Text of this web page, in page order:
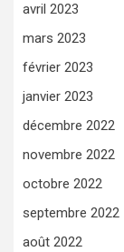
avril 2023
mars 2023
février 2023
janvier 2023
décembre 2022
novembre 2022
octobre 2022
septembre 2022
août 2022